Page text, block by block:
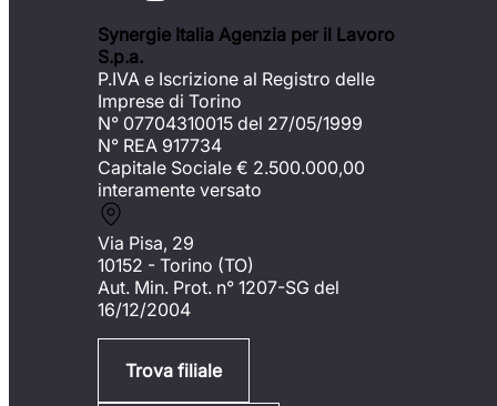
Synergie Italia Agenzia per il Lavoro
S.p.a.
P.IVA e Iscrizione al Registro delle
Imprese di Torino
N° 07704310015 del 27/05/1999
N° REA 917734
Capitale Sociale € 2.500.000,00
interamente versato
Via Pisa, 29
10152 - Torino (TO)
Aut. Min. Prot. n° 1207-SG del
16/12/2004
Trova filiale